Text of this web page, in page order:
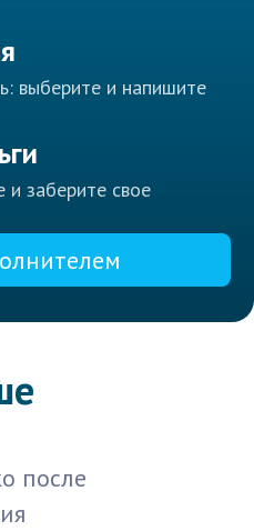
выберите и напишите
заберите свое
после